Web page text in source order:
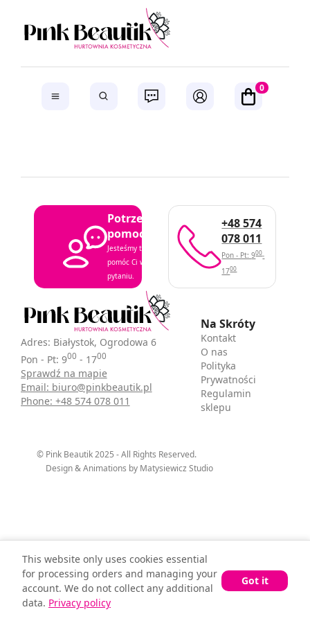
0
Potrzebujesz
pomocy?
Jesteśmy tutaj, aby
pomóc Ci w każdym
pytaniu.
+48 574
078 011
Pon - Pt: 900-
1700
Adres: Białystok, Ogrodowa 6
Pon - Pt: 900 - 1700
Sprawdź na mapie
Email: biuro@pinkbeautik.pl
Phone: +48 574 078 011
Na Skróty
Kontakt
O nas
Polityka
Prywatności
Regulamin
sklepu
© Pink Beautik 2025 - All Rights Reserved.
Design & Animations by Matysiewicz Studio
This website only uses cookies essential
for processing orders and managing your
account. We do not collect any additional
data. Privacy policy
Got it